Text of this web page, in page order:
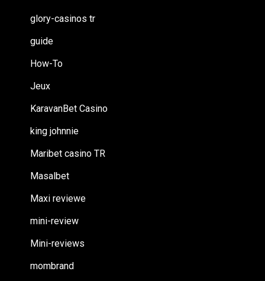
glory-casinos tr
guide
How-To
Jeux
KaravanBet Casino
king johnnie
Maribet casino TR
Masalbet
Maxi reviewe
mini-review
Mini-reviews
mombrand